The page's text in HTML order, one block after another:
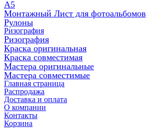
А5
Монтажный Лист для фотоальбомов
Рулоны
Ризография
Ризография
Краска оригинальная
Краска совместимая
Мастера оригинальные
Мастера совместимые
Главная страница
Распродажа
Доставка и оплата
О компании
Контакты
Корзина